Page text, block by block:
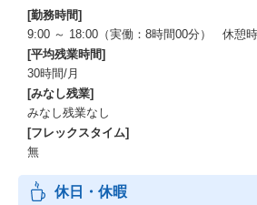
するため、納期・価格・在庫をオンライン
購入することができます。
・ものづくり産業向けセールスマーケティ
（アペルザDX）」
アペルザのメディアを通じた広告宣伝や、
支援、メールを活用したマーケティング、
務効率の改善を実現します。
[勤務時間]
9:00 ～ 18:00（実働：8時間00分） 休憩
[平均残業時間]
30時間/月
[みなし残業]
みなし残業なし
[フレックスタイム]
無
休日・休暇